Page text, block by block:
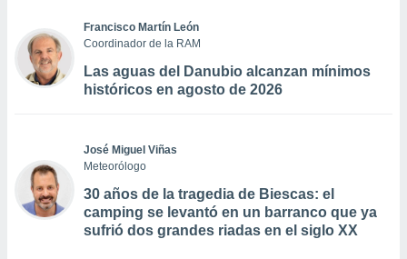
Francisco Martín León
Coordinador de la RAM
Las aguas del Danubio alcanzan mínimos
históricos en agosto de 2026
José Miguel Viñas
Meteorólogo
30 años de la tragedia de Biescas: el
camping se levantó en un barranco que ya
sufrió dos grandes riadas en el siglo XX